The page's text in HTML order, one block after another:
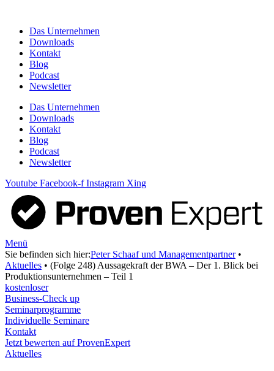
springenDas Unternehmen
Downloads
Kontakt
Blog
Podcast
Newsletter
Das Unternehmen
Downloads
Kontakt
Blog
Podcast
Newsletter
Youtube Facebook-f Instagram Xing
Menü
Sie befinden sich hier:Peter Schaaf und Managementpartner•
Aktuelles • (Folge 248) Aussagekraft der BWA – Der 1. Blick bei
Produktionsunternehmen – Teil 1
kostenloser
Business-Check up
Seminarprogramme
Individuelle Seminare
Kontakt
Jetzt bewerten auf ProvenExpert
Aktuelles